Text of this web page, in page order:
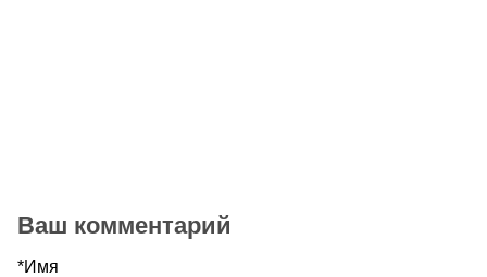
Ваш комментарий
*Имя